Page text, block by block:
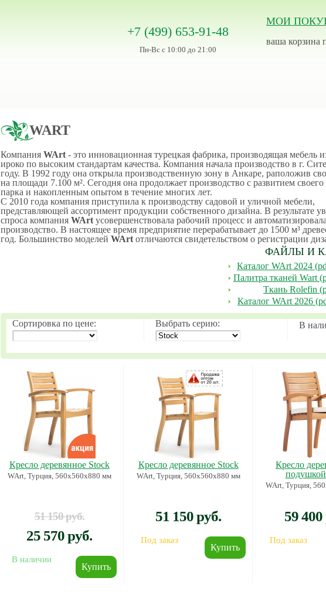
МОИ
ваша корзина
+7 (499) 653-91-48
Пн-Вс с 10:00 до 21:00
WART
Компания WArt - это инновационная турецкая фабрика, производящая мебель
ироко по высоким стандартам качества. Компания начала производство в г.
году. В 1992 году она открыла производственную зону в Анкаре, раположив
на площади 7.100 м². Сегодня она продолжает производство с развитием
парка и накопленным опытом в течение многих лет.
С 2010 года компания приступила к производству садовой и уличной мебели,
представляющей ассортимент продукции собственного дизайна. В результате
спроса компания WArt усовершенствовала рабочий процесс и автоматизировала
производство. В настоящее время предприятие перерабатывает до 1500 м³
год. Большинство моделей WArt отличаются свидетельством о регистрации
ФАЙЛЫ И
Каталог WArt 2024
Палитра тканей Wart
Ткань Rolefin
Каталог WArt 2026
Сортировка по цене: Выбрать серию: В
Кресло деревянное Stock
WArt, Турция, 560х560х880 мм
51 150 руб.
25 570 руб.
В наличии
Кресло деревянное Stock
WArt, Турция, 560х560х880 мм
51 150 руб.
Под заказ
Кресло
WArt, Турция,
59 400
Под заказ